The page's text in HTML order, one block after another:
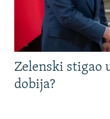
Zelenski stigao
dobija?